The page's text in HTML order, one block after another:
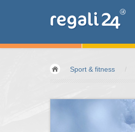
Sport & fitness /